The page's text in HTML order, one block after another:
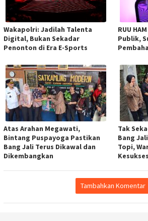
Wakapolri: Jadilah Talenta
Digital, Bukan Sekadar
Penonton di Era E-Sports
RUU
Publik,
Atas Arahan Megawati,
Bintang Puspayoga Pastikan
Bang Jali Terus Dikawal dan
Dikembangkan
Tak
Bang
Topi,
Tambahkan Komentar